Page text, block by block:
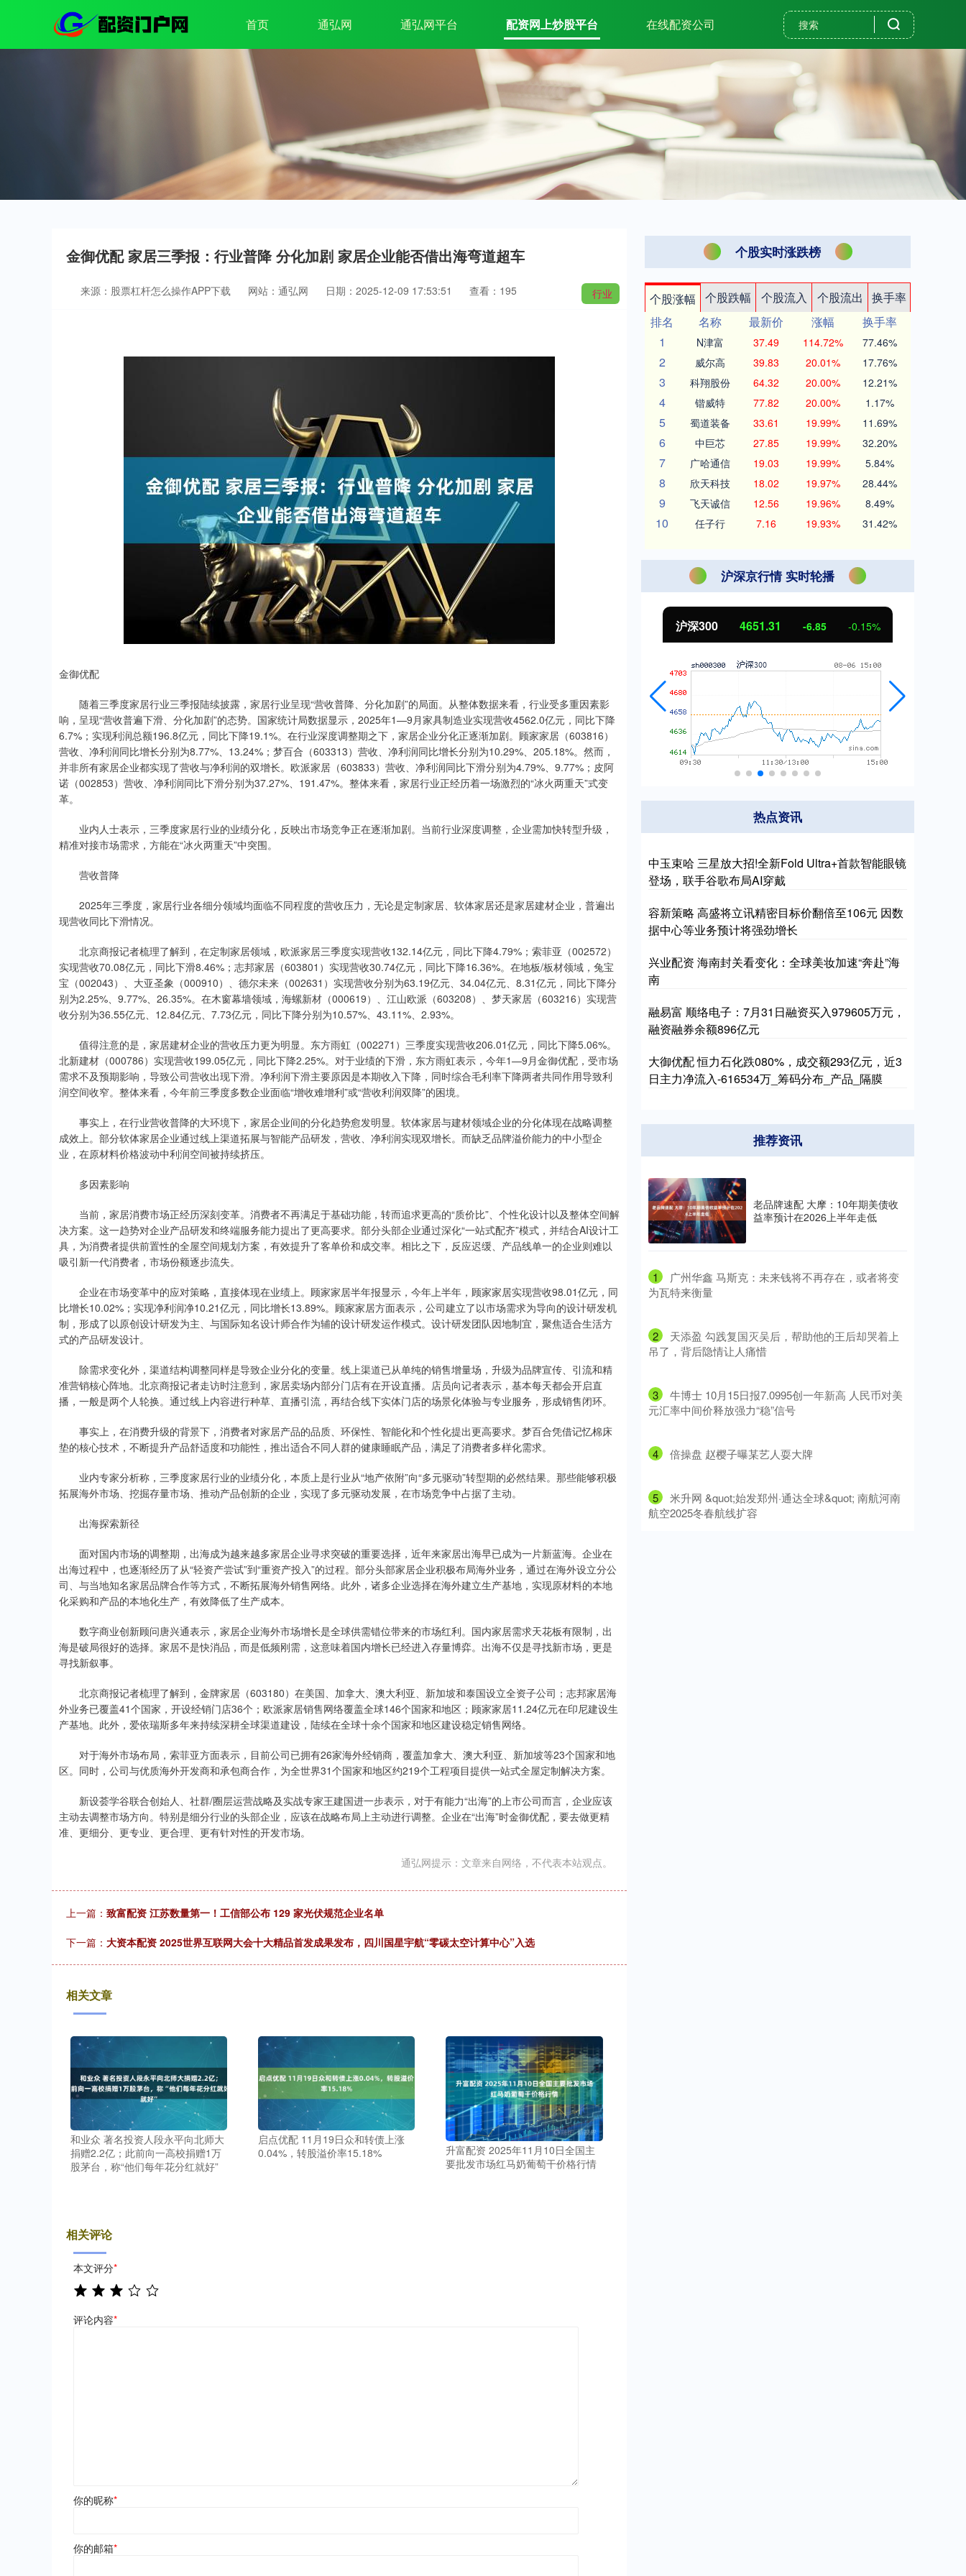
首页 通弘网 通弘网平台 配资网上炒股平台 在线配资公司
金御优配 家居三季报：行业普降 分化加剧 家居企业能否借出海弯道超车
行业
来源：股票杠杆怎么操作APP下载 网站：通弘网 日期：2025-12-09 17:53:51 查看：195
金御优配
随着三季度家居行业三季报陆续披露，家居行业呈现“营收普降、分化加剧”的局面。从整体数据来看，行业受多重因素影
响，呈现“营收普遍下滑、分化加剧”的态势。国家统计局数据显示，2025年1—9月家具制造业实现营收4562.0亿元，同比下降
6.7%；实现利润总额196.8亿元，同比下降19.1%。在行业深度调整期之下，家居企业分化正逐渐加剧。顾家家居（603816）
营收、净利润同比增长分别为8.77%、13.24%；梦百合（603313）营收、净利润同比增长分别为10.29%、205.18%。然而，
并非所有家居企业都实现了营收与净利润的双增长。欧派家居（603833）营收、净利润同比下滑分别为4.79%、9.77%；皮阿
诺（002853）营收、净利润同比下滑分别为37.27%、191.47%。整体来看，家居行业正经历着一场激烈的“冰火两重天”式变
革。
业内人士表示，三季度家居行业的业绩分化，反映出市场竞争正在逐渐加剧。当前行业深度调整，企业需加快转型升级，
精准对接市场需求，方能在“冰火两重天”中突围。
营收普降
2025年三季度，家居行业各细分领域均面临不同程度的营收压力，无论是定制家居、软体家居还是家居建材企业，普遍出
现营收同比下滑情况。
北京商报记者梳理了解到，在定制家居领域，欧派家居三季度实现营收132.14亿元，同比下降4.79%；索菲亚（002572）
实现营收70.08亿元，同比下滑8.46%；志邦家居（603801）实现营收30.74亿元，同比下降16.36%。在地板/板材领域，兔宝
宝（002043）、大亚圣象（000910）、德尔未来（002631）实现营收分别为63.19亿元、34.04亿元、8.31亿元，同比下降分
别为2.25%、9.77%、26.35%。在木窗幕墙领域，海螺新材（000619）、江山欧派（603208）、梦天家居（603216）实现营
收分别为36.55亿元、12.84亿元、7.73亿元，同比下降分别为10.57%、43.11%、2.93%。
值得注意的是，家居建材企业的营收压力更为明显。东方雨虹（002271）三季度实现营收206.01亿元，同比下降5.06%。
北新建材（000786）实现营收199.05亿元，同比下降2.25%。对于业绩的下滑，东方雨虹表示，今年1—9月金御优配，受市场
需求不及预期影响，导致公司营收出现下滑。净利润下滑主要原因是本期收入下降，同时综合毛利率下降两者共同作用导致利
润空间收窄。整体来看，今年前三季度多数企业面临“增收难增利”或“营收利润双降”的困境。
事实上，在行业营收普降的大环境下，家居企业间的分化趋势愈发明显。软体家居与建材领域企业的分化体现在战略调整
成效上。部分软体家居企业通过线上渠道拓展与智能产品研发，营收、净利润实现双增长。而缺乏品牌溢价能力的中小型企
业，在原材料价格波动中利润空间被持续挤压。
多因素影响
当前，家居消费市场正经历深刻变革。消费者不再满足于基础功能，转而追求更高的“质价比”、个性化设计以及整体空间解
决方案。这一趋势对企业产品研发和终端服务能力提出了更高要求。部分头部企业通过深化“一站式配齐”模式，并结合AI设计工
具，为消费者提供前置性的全屋空间规划方案，有效提升了客单价和成交率。相比之下，反应迟缓、产品线单一的企业则难以
吸引新一代消费者，市场份额逐步流失。
企业在市场变革中的应对策略，直接体现在业绩上。顾家家居半年报显示，今年上半年，顾家家居实现营收98.01亿元，同
比增长10.02%；实现净利润净10.21亿元，同比增长13.89%。顾家家居方面表示，公司建立了以市场需求为导向的设计研发机
制，形成了以原创设计研发为主、与国际知名设计师合作为辅的设计研发运作模式。设计研发团队因地制宜，聚焦适合生活方
式的产品研发设计。
除需求变化外，渠道结构调整同样是导致企业分化的变量。线上渠道已从单纯的销售增量场，升级为品牌宣传、引流和精
准营销核心阵地。北京商报记者走访时注意到，家居卖场内部分门店有在开设直播。店员向记者表示，基本每天都会开启直
播，一般是两个人轮换。通过线上内容进行种草、直播引流，再结合线下实体门店的场景化体验与专业服务，形成销售闭环。
事实上，在消费升级的背景下，消费者对家居产品的品质、环保性、智能化和个性化提出更高要求。梦百合凭借记忆棉床
垫的核心技术，不断提升产品舒适度和功能性，推出适合不同人群的健康睡眠产品，满足了消费者多样化需求。
业内专家分析称，三季度家居行业的业绩分化，本质上是行业从“地产依附”向“多元驱动”转型期的必然结果。那些能够积极
拓展海外市场、挖掘存量市场、推动产品创新的企业，实现了多元驱动发展，在市场竞争中占据了主动。
出海探索新径
面对国内市场的调整期，出海成为越来越多家居企业寻求突破的重要选择，近年来家居出海早已成为一片新蓝海。企业在
出海过程中，也逐渐经历了从“轻资产尝试”到“重资产投入”的过程。部分头部家居企业积极布局海外业务，通过在海外设立分公
司、与当地知名家居品牌合作等方式，不断拓展海外销售网络。此外，诸多企业选择在海外建立生产基地，实现原材料的本地
化采购和产品的本地化生产，有效降低了生产成本。
数字商业创新顾问唐兴通表示，家居企业海外市场增长是全球供需错位带来的市场红利。国内家居需求天花板有限制，出
海是破局很好的选择。家居不是快消品，而是低频刚需，这意味着国内增长已经进入存量博弈。出海不仅是寻找新市场，更是
寻找新叙事。
北京商报记者梳理了解到，金牌家居（603180）在美国、加拿大、澳大利亚、新加坡和泰国设立全资子公司；志邦家居海
外业务已覆盖41个国家，开设经销门店36个；欧派家居销售网络覆盖全球146个国家和地区；顾家家居11.24亿元在印尼建设生
产基地。此外，爱依瑞斯多年来持续深耕全球渠道建设，陆续在全球十余个国家和地区建设稳定销售网络。
对于海外市场布局，索菲亚方面表示，目前公司已拥有26家海外经销商，覆盖加拿大、澳大利亚、新加坡等23个国家和地
区。同时，公司与优质海外开发商和承包商合作，为全世界31个国家和地区约219个工程项目提供一站式全屋定制解决方案。
新设荟学谷联合创始人、社群/圈层运营战略及实战专家王建国进一步表示，对于有能力“出海”的上市公司而言，企业应该
主动去调整市场方向。特别是细分行业的头部企业，应该在战略布局上主动进行调整。企业在“出海”时金御优配，要去做更精
准、更细分、更专业、更合理、更有针对性的开发市场。
通弘网提示：文章来自网络，不代表本站观点。
上一篇： 致富配资 江苏数量第一！工信部公布 129 家光伏规范企业名单
下一篇： 大资本配资 2025世界互联网大会十大精品首发成果发布，四川国星宇航“零碳太空计算中心”入选
相关文章
和业众 著名投资人段永平向北师大
捐赠2.2亿；此前向一高校捐赠1万
股茅台，称“他们每年花分红就好”
启点优配 11月19日众和转债上涨
0.04%，转股溢价率15.18%
升富配资 2025年11月10日全国主
要批发市场红马奶葡萄干价格行情
相关评论
本文评分*
评论内容*
你的昵称*
你的邮箱*
个股实时涨跌榜
个股涨幅 个股跌幅 个股流入 个股流出
换手率
排名
名称 最新价 涨幅
换手率
1
N津富 37.49 114.72% 77.46%
2 威尔高 39.83 20.01% 17.76%
3 科翔股份 64.32 20.00% 12.21%
4 锴威特 77.82 20.00% 1.17%
5 蜀道装备 33.61 19.99% 11.69%
6 中巨芯 27.85 19.99% 32.20%
7 广哈通信 19.03 19.99% 5.84%
8 欣天科技 18.02 19.97% 28.44%
9 飞天诚信 12.56 19.96% 8.49%
10 任子行 7.16 19.93% 31.42%
沪深京行情 实时轮播
14110.12 -34.08 -0.24% 沪深300 北证50 1122.88 3.42 0.30%
热点资讯
中玉束哈 三星放大招!全新Fold Ultra+首款智能眼镜
登场，联手谷歌布局AI穿戴
容新策略 高盛将立讯精密目标价翻倍至106元 因数
据中心等业务预计将强劲增长
兴业配资 海南封关看变化：全球美妆加速“奔赴”海
南
融易富 顺络电子：7月31日融资买入979605万元，
融资融券余额896亿元
大御优配 恒力石化跌080%，成交额293亿元，近3
日主力净流入-616534万_筹码分布_产品_隔膜
推荐资讯
老品牌速配 大摩：10年期美债收
益率预计在2026上半年走低
1
​广州华鑫 马斯克：未来钱将不再存在，或者将变
为瓦特来衡量
2
​天添盈 勾践复国灭吴后，帮助他的王后却哭着上
吊了，背后隐情让人痛惜
3
​牛博士 10月15日报7.0995创一年新高 人民币对美
元汇率中间价释放强力“稳”信号
4 ​倍操盘 赵樱子曝某艺人耍大牌
5
​米升网 &quot;始发郑州·通达全球&quot; 南航河南
航空2025冬春航线扩容